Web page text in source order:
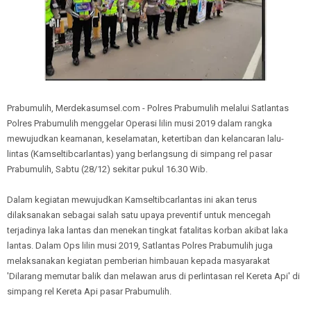
Prabumulih, Merdekasumsel.com - Polres Prabumulih melalui Satlantas
Polres Prabumulih menggelar Operasi lilin musi 2019 dalam rangka
mewujudkan keamanan, keselamatan, ketertiban dan kelancaran lalu-
lintas (Kamseltibcarlantas) yang berlangsung di simpang rel pasar
Prabumulih, Sabtu (28/12) sekitar pukul 16.30 Wib.
Dalam kegiatan mewujudkan Kamseltibcarlantas ini akan terus
dilaksanakan sebagai salah satu upaya preventif untuk mencegah
terjadinya laka lantas dan menekan tingkat fatalitas korban akibat laka
lantas. Dalam Ops lilin musi 2019, Satlantas Polres Prabumulih juga
melaksanakan kegiatan pemberian himbauan kepada masyarakat
'Dilarang memutar balik dan melawan arus di perlintasan rel Kereta Api' di
simpang rel Kereta Api pasar Prabumulih.